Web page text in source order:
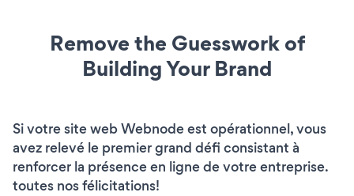
Remove the Guesswork of
Building Your Brand
Si votre site web Webnode est opérationnel, vous
avez relevé le premier grand défi consistant à
renforcer la présence en ligne de votre entreprise.
toutes nos félicitations!